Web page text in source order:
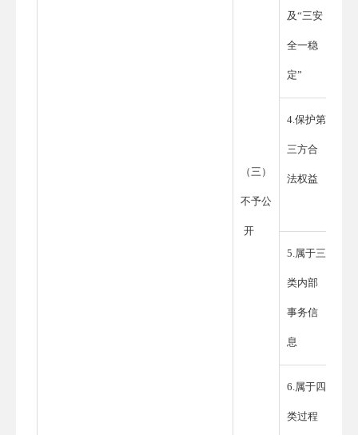
（三）
不予公
开
及“三安
全一稳
定”
4.保护第
三方合
法权益
5.属于三
类内部
事务信
息
6.属于四
类过程